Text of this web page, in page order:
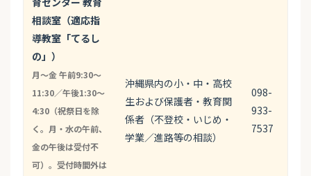
相談室（適応指
導教室「てるし
の」）
月〜金 午前9:30〜
11:30／午後1:30〜
4:30（祝祭日を除
く。月・水の午前、
金の午後は受付不
可）。受付時間外は
沖縄県内の小・中・高校
生および保護者・教育関
係者（不登校・いじめ・
学業／進路等の相談）
098-
933-
7537